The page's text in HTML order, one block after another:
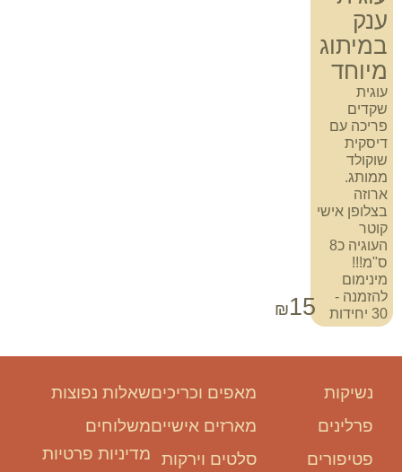
ענק
במיתוג
מיוחד
עוגית
שקדים
פריכה עם
דיסקית
שוקולד
ממותג.
ארוזה
בצלופן אישי
קוטר
העוגיה כ8
ס"מ!!!
מינימום
להזמנה -
30 יחידות
₪15
שאלות נפוצות
משלוחים
מדיניות פרטיות
נשיקות
פרלינים
פטיפורים
מאפים וכריכים
מארזים אישיים
סלטים וירקות